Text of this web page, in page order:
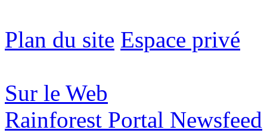
Plan du site Espace privé
Sur le Web
Rainforest Portal Newsfeed